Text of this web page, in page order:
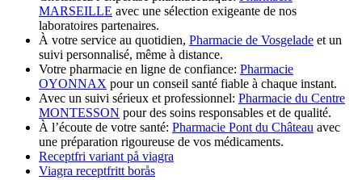
MARSEILLE avec une sélection exigeante de nos
laboratoires partenaires.
À votre service au quotidien, Pharmacie de Vosgelade et un
suivi personnalisé, même à distance.
Votre pharmacie en ligne de confiance: Pharmacie
OYONNAX pour un conseil santé fiable à chaque instant.
Avec un suivi sérieux et professionnel: Pharmacie du Centre
MONTESSON pour des soins responsables et de qualité.
À l’écoute de votre santé: Pharmacie Pont du Château avec
une préparation rigoureuse de vos médicaments.
Receptfri variant på viagra
Viagra receptfritt borås